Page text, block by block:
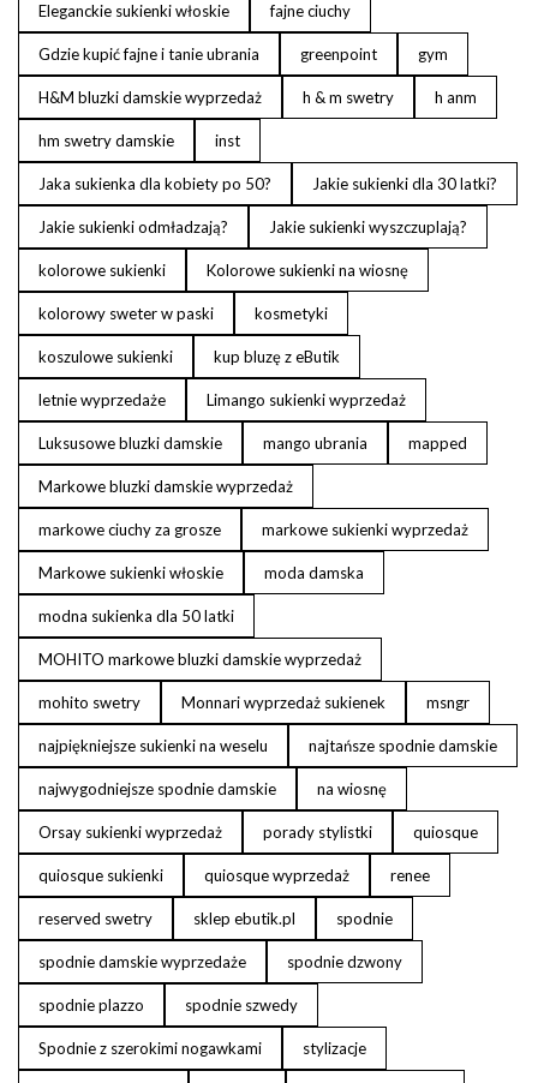
Eleganckie sukienki włoskie fajne ciuchy
Gdzie kupić fajne i tanie ubrania greenpoint gym
H&M bluzki damskie wyprzedaż h & m swetry h anm
hm swetry damskie inst
Jaka sukienka dla kobiety po 50? Jakie sukienki dla 30 latki?
Jakie sukienki odmładzają? Jakie sukienki wyszczuplają?
kolorowe sukienki Kolorowe sukienki na wiosnę
kolorowy sweter w paski kosmetyki
koszulowe sukienki kup bluzę z eButik
letnie wyprzedaże Limango sukienki wyprzedaż
Luksusowe bluzki damskie mango ubrania mapped
Markowe bluzki damskie wyprzedaż
markowe ciuchy za grosze markowe sukienki wyprzedaż
Markowe sukienki włoskie moda damska
modna sukienka dla 50 latki
MOHITO markowe bluzki damskie wyprzedaż
mohito swetry Monnari wyprzedaż sukienek msngr
najpiękniejsze sukienki na weselu najtańsze spodnie damskie
najwygodniejsze spodnie damskie na wiosnę
Orsay sukienki wyprzedaż porady stylistki quiosque
quiosque sukienki quiosque wyprzedaż renee
reserved swetry sklep ebutik.pl spodnie
spodnie damskie wyprzedaże spodnie dzwony
spodnie plazzo spodnie szwedy
Spodnie z szerokimi nogawkami stylizacje